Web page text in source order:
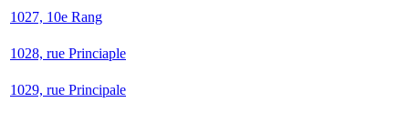
1027, 10e Rang
1028, rue Princiaple
1029, rue Principale